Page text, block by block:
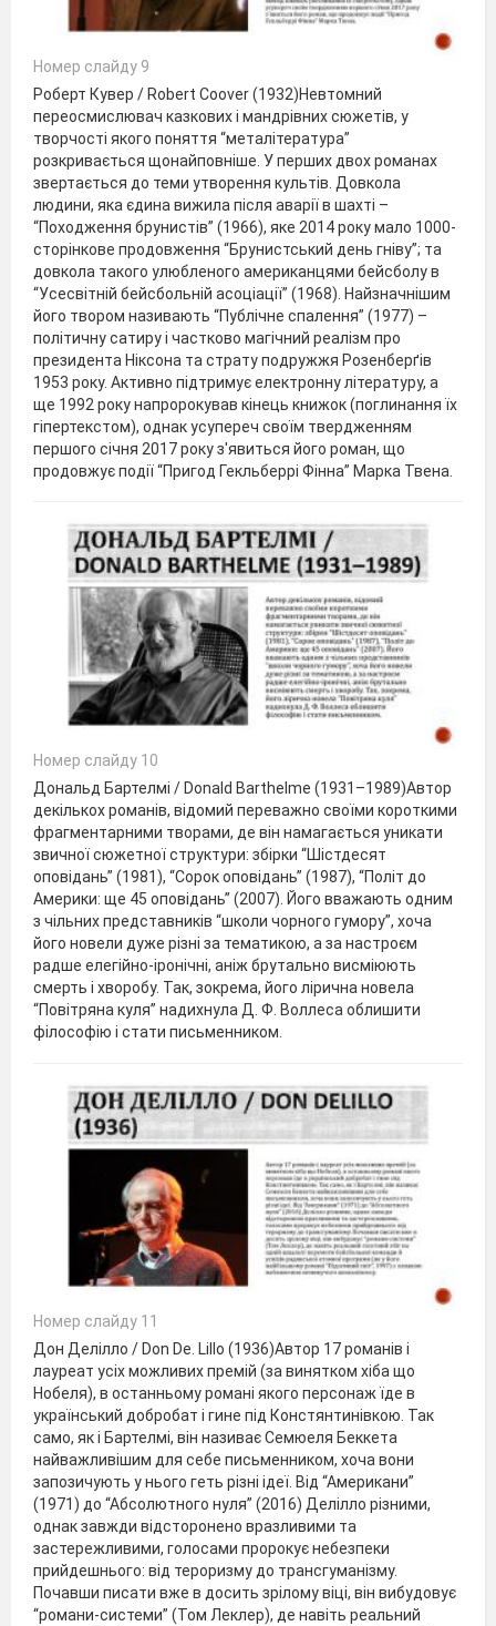
Номер слайду 9
Роберт Кувер / Robert Coover (1932)Невтомний
переосмислювач казкових і мандрівних сюжетів, у
творчості якого поняття “металітература”
розкривається щонайповніше. У перших двох романах
звертається до теми утворення культів. Довкола
людини, яка єдина вижила після аварії в шахті –
“Походження брунистів” (1966), яке 2014 року мало 1000-
сторінкове продовження “Брунистський день гніву”; та
довкола такого улюбленого американцями бейсболу в
“Усесвітній бейсбольній асоціації” (1968). Найзначнішим
його твором називають “Публічне спалення” (1977) –
політичну сатиру і частково магічний реалізм про
президента Ніксона та страту подружжя Розенберґів
1953 року. Активно підтримує електронну літературу, а
ще 1992 року напророкував кінець книжок (поглинання їх
гіпертекстом), однак усупереч своїм твердженням
першого січня 2017 року з'явиться його роман, що
продовжує події “Пригод Гекльберрі Фінна” Марка Твена.
Номер слайду 10
Дональд Бартелмі / Donald Barthelme (1931–1989)Автор
декількох романів, відомий переважно своїми короткими
фрагментарними творами, де він намагається уникати
звичної сюжетної структури: збірки “Шістдесят
оповідань” (1981), “Сорок оповідань” (1987), “Політ до
Америки: ще 45 оповідань” (2007). Його вважають одним
з чільних представників “школи чорного гумору”, хоча
його новели дуже різні за тематикою, а за настроєм
радше елегійно-іронічні, аніж брутально висміюють
смерть і хворобу. Так, зокрема, його лірична новела
“Повітряна куля” надихнула Д. Ф. Воллеса облишити
філософію і стати письменником.
Номер слайду 11
Дон Делілло / Don De. Lillo (1936)Автор 17 романів і
лауреат усіх можливих премій (за винятком хіба що
Нобеля), в останньому романі якого персонаж їде в
український добробат і гине під Констянтинівкою. Так
само, як і Бартелмі, він називає Семюеля Беккета
найважливішим для себе письменником, хоча вони
запозичують у нього геть різні ідеї. Від “Американи”
(1971) до “Абсолютного нуля” (2016) Делілло різними,
однак завжди відсторонено вразливими та
застережливими, голосами пророкує небезпеки
прийдешнього: від тероризму до трансгуманізму.
Почавши писати вже в досить зрілому віці, він вибудовує
“романи-системи” (Том Леклер), де навіть реальний